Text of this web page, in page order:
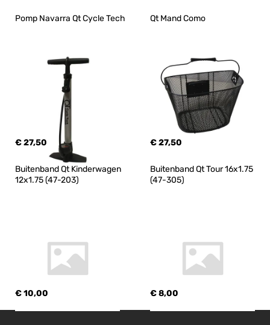
Pomp Navarra Qt Cycle Tech
€ 27,50
Qt Mand Como
€ 27,50
Buitenband Qt Kinderwagen
12x1.75 (47-203)
€ 10,00
Buitenband Qt Tour 16x1.75
(47-305)
€ 8,00